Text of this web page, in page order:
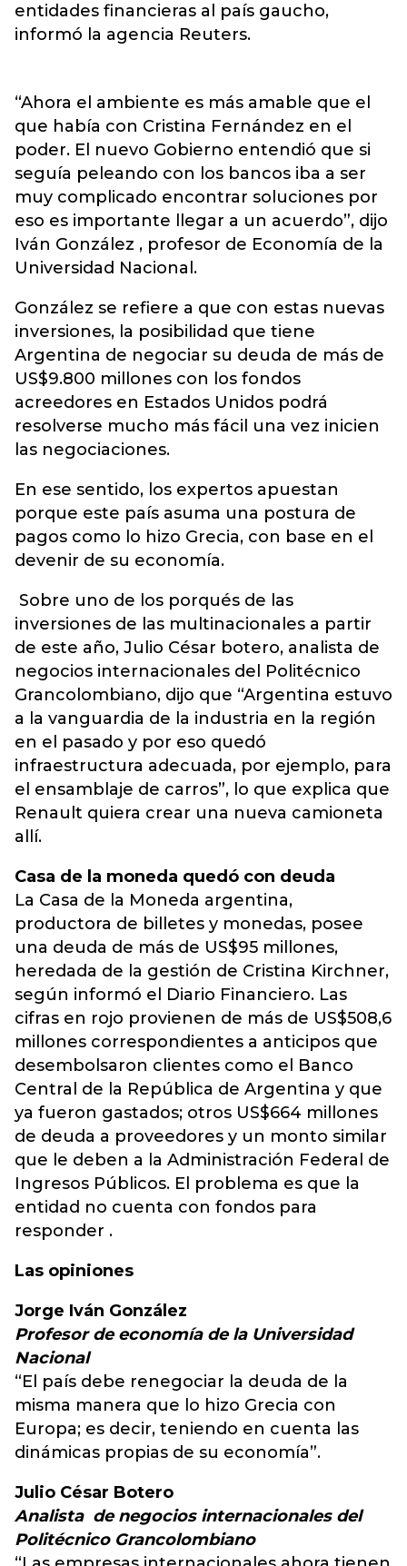
entidades financieras al país gaucho,
informó la agencia Reuters.
“Ahora el ambiente es más amable que el
que había con Cristina Fernández en el
poder. El nuevo Gobierno entendió que si
seguía peleando con los bancos iba a ser
muy complicado encontrar soluciones por
eso es importante llegar a un acuerdo”, dijo
Iván González , profesor de Economía de la
Universidad Nacional.
González se refiere a que con estas nuevas
inversiones, la posibilidad que tiene
Argentina de negociar su deuda de más de
US$9.800 millones con los fondos
acreedores en Estados Unidos podrá
resolverse mucho más fácil una vez inicien
las negociaciones.
En ese sentido, los expertos apuestan
porque este país asuma una postura de
pagos como lo hizo Grecia, con base en el
devenir de su economía.
Sobre uno de los porqués de las
inversiones de las multinacionales a partir
de este año, Julio César botero, analista de
negocios internacionales del Politécnico
Grancolombiano, dijo que “Argentina estuvo
a la vanguardia de la industria en la región
en el pasado y por eso quedó
infraestructura adecuada, por ejemplo, para
el ensamblaje de carros”, lo que explica que
Renault quiera crear una nueva camioneta
allí.
Casa de la moneda quedó con deuda
La Casa de la Moneda argentina,
productora de billetes y monedas, posee
una deuda de más de US$95 millones,
heredada de la gestión de Cristina Kirchner,
según informó el Diario Financiero. Las
cifras en rojo provienen de más de US$508,6
millones correspondientes a anticipos que
desembolsaron clientes como el Banco
Central de la República de Argentina y que
ya fueron gastados; otros US$664 millones
de deuda a proveedores y un monto similar
que le deben a la Administración Federal de
Ingresos Públicos. El problema es que la
entidad no cuenta con fondos para
responder .
Las opiniones
Jorge Iván González
Profesor de economía de la Universidad
Nacional
“El país debe renegociar la deuda de la
misma manera que lo hizo Grecia con
Europa; es decir, teniendo en cuenta las
dinámicas propias de su economía”.
Julio César Botero
Analista de negocios internacionales del
Politécnico Grancolombiano